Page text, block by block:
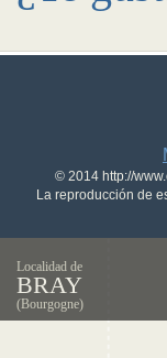
© 2014 http://
La reproducción de
Localidad de
BRAY
(Bourgogne)